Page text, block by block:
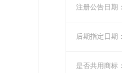
注册公告日期：
后期指定日期：
是否共用商标：